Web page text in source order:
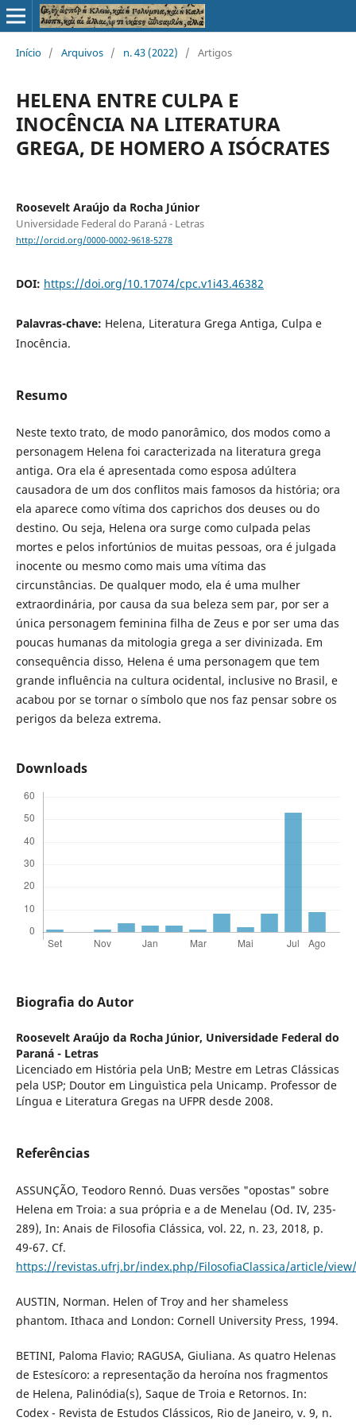
Início / Arquivos / n. 43 (2022) / Artigos
HELENA ENTRE CULPA E
INOCÊNCIA NA LITERATURA
GREGA, DE HOMERO A ISÓCRATES
Roosevelt Araújo da Rocha Júnior
Universidade Federal do Paraná - Letras
http://orcid.org/0000-0002-9618-5278
DOI: https://doi.org/10.17074/cpc.v1i43.46382
Palavras-chave: Helena, Literatura Grega Antiga, Culpa e
Inocência.
Resumo
Neste texto trato, de modo panorâmico, dos modos como a
personagem Helena foi caracterizada na literatura grega
antiga. Ora ela é apresentada como esposa adúltera
causadora de um dos conflitos mais famosos da história; ora
ela aparece como vítima dos caprichos dos deuses ou do
destino. Ou seja, Helena ora surge como culpada pelas
mortes e pelos infortúnios de muitas pessoas, ora é julgada
inocente ou mesmo como mais uma vítima das
circunstâncias. De qualquer modo, ela é uma mulher
extraordinária, por causa da sua beleza sem par, por ser a
única personagem feminina filha de Zeus e por ser uma das
poucas humanas da mitologia grega a ser divinizada. Em
consequência disso, Helena é uma personagem que tem
grande influência na cultura ocidental, inclusive no Brasil, e
acabou por se tornar o símbolo que nos faz pensar sobre os
perigos da beleza extrema.
Downloads
Biografia do Autor
Roosevelt Araújo da Rocha Júnior, Universidade Federal do
Paraná - Letras
Licenciado em História pela UnB; Mestre em Letras Clássicas
pela USP; Doutor em Linguìstica pela Unicamp. Professor de
Língua e Literatura Gregas na UFPR desde 2008.
Referências
ASSUNÇÃO, Teodoro Rennó. Duas versões "opostas" sobre
Helena em Troia: a sua própria e a de Menelau (Od. IV, 235-
289), In: Anais de Filosofia Clássica, vol. 22, n. 23, 2018, p.
49-67. Cf.
https://revistas.ufrj.br/index.php/FilosofiaClassica/article/
AUSTIN, Norman. Helen of Troy and her shameless
phantom. Ithaca and London: Cornell University Press, 1994.
BETINI, Paloma Flavio; RAGUSA, Giuliana. As quatro Helenas
de Estesícoro: a representação da heroína nos fragmentos
de Helena, Palinódia(s), Saque de Troia e Retornos. In:
Codex - Revista de Estudos Clássicos, Rio de Janeiro, v. 9, n.